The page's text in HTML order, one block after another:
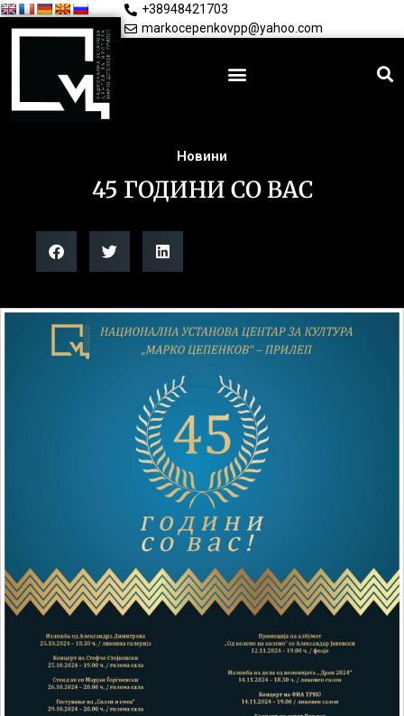
+38948421703
markocepenkovpp@yahoo.com
Новини
45 ГОДИНИ СО ВАС